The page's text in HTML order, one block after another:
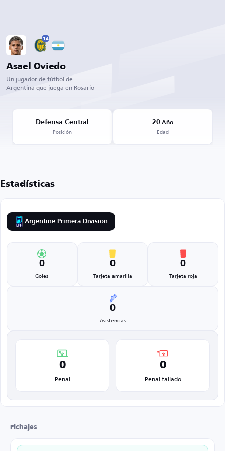
14
Asael Oviedo
Un jugador de fútbol de
Argentina que juega en Rosario
Defensa Central
Posición
20 Año
Edad
Estadísticas
Argentine Primera División
0
Goles
0
Tarjeta amarilla
0
Tarjeta roja
0
Asistencias
0
Penal
0
Penal fallado
Fichajes